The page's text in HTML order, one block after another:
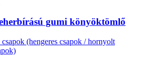
gumi könyöktömlő